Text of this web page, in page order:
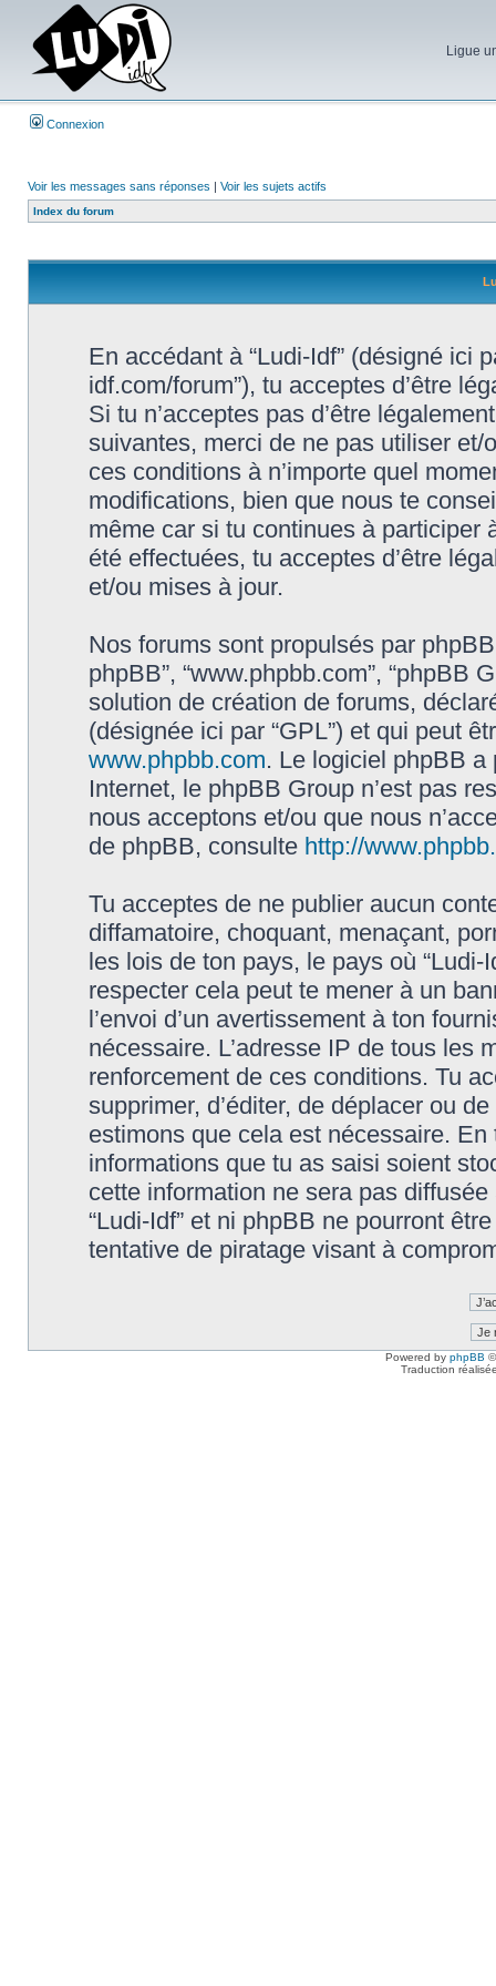
Ligue
Connexion
Voir les messages sans réponses | Voir les sujets actifs
Index du forum
En accédant à “Ludi-Idf” (désigné ici
idf.com/forum”), tu acceptes d’être
Si tu n’acceptes pas d’être
suivantes, merci de ne pas utiliser et/
ces conditions à n’importe quel
modifications, bien que nous te
même car si tu continues à participer
été effectuées, tu acceptes d’être
et/ou mises à jour.
Nos forums sont propulsés par phpBB
phpBB”, “www.phpbb.com”, “phpBB
solution de création de forums,
(désignée ici par “GPL”) et qui peut
www.phpbb.com. Le logiciel phpBB
Internet, le phpBB Group n’est pas
nous acceptons et/ou que nous
de phpBB, consulte http://
Tu acceptes de ne publier aucun
diffamatoire, choquant, menaçant,
les lois de ton pays, le pays où
respecter cela peut te mener à un
l’envoi d’un avertissement à ton
nécessaire. L’adresse IP de tous les
renforcement de ces conditions. Tu
supprimer, d’éditer, de déplacer ou
estimons que cela est nécessaire.
informations que tu as saisi soient
cette information ne sera pas
“Ludi-Idf” et ni phpBB ne pourront
tentative de piratage visant à
Powered by phpBB
Traduction